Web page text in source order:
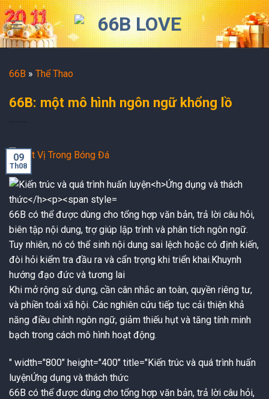
Skip
to
content
66B » Thể Thao
66B: một mô hình ngôn ngữ khổng lồ
09
Th08
66B có thể được dùng cho tổng hợp văn bản, trả lời câu hỏi,
biên tập nội dung, trợ giúp lập trình và phân tích ngôn ngữ.
Tuy nhiên, nó có thể sinh nội dung sai lệch hoặc có định kiến,
đòi hỏi kiểm tra đầu ra và cẩn trọng khi triển khai.Khuynh
hướng đạo đức và tương lai
Khi mở rộng sử dụng, cần cân nhắc an toàn, quyền riêng tư,
và phiền toái xã hội. Các nghiên cứu tiếp tục cải thiện khả
năng điều chỉnh ngôn ngữ, giảm thiếu hụt và tăng tính minh
bạch trong cách mô hình hoạt động.
" width="800" height="400" title="Kiến trúc và quá trình huấn
luyệnỨng dụng và thách thức
66B có thể được dùng cho tổng hợp văn bản, trả lời câu hỏi,